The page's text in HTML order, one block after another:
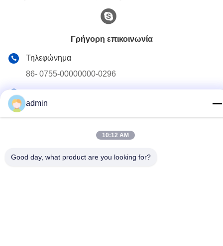
Γρήγορη επικοινωνία
Τηλεφώνημα
86- 0755-00000000-0296
test@maoyt.com
Νο 228, δρόμος Zhanxi, πόλη Jiangyin, πόλη Wuxi, επαρχία
admin
10:12 AM
Good day, what product are you looking for?